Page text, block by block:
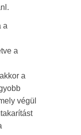
a
a
a
végül